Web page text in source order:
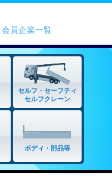
会員企業一覧
セルフ・セーフティ
セルフクレーン
ボディ・部品等